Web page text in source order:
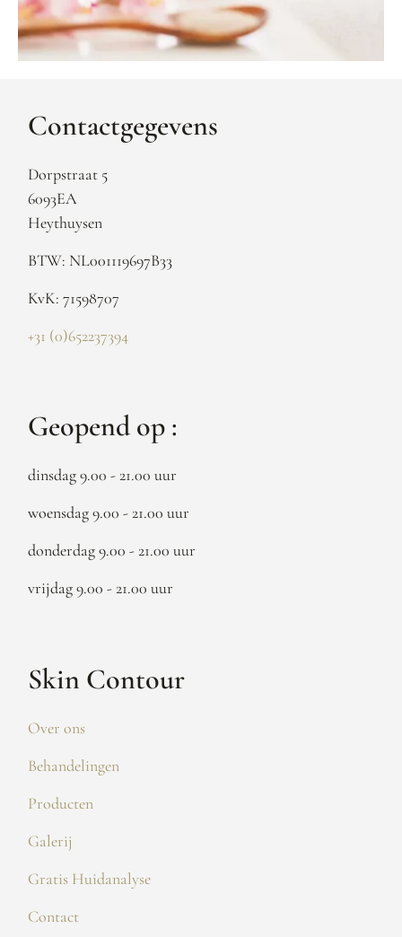
Contactgegevens
Dorpstraat 5
6093EA
Heythuysen
BTW: NL001119697B33
KvK: 71598707
+31 (0)652237394
Geopend op :
dinsdag 9.00 - 21.00 uur
woensdag 9.00 - 21.00 uur
donderdag 9.00 - 21.00 uur
vrijdag 9.00 - 21.00 uur
Skin Contour
Over ons
Behandelingen
Producten
Galerij
Gratis Huidanalyse
Contact